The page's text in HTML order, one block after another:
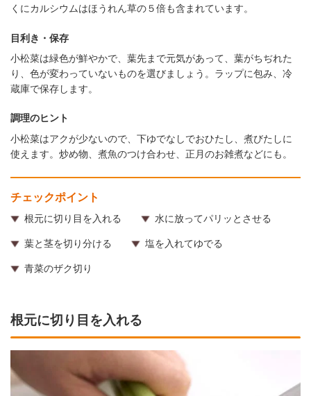
くにカルシウムはほうれん草の５倍も含まれています。
目利き・保存
小松菜は緑色が鮮やかで、葉先まで元気があって、葉がちぢれた
り、色が変わっていないものを選びましょう。ラップに包み、冷
蔵庫で保存します。
調理のヒント
小松菜はアクが少ないので、下ゆでなしでおひたし、煮びたしに
使えます。炒め物、煮魚のつけ合わせ、正月のお雑煮などにも。
チェックポイント
根元に切り目を入れる 水に放ってパリッとさせる
葉と茎を切り分ける 塩を入れてゆでる
青菜のザク切り
根元に切り目を入れる